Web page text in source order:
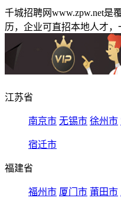
千城招聘网www.zpw.net是
历，企业可直招本地人才
江苏省
南京市 无锡市 徐州市
宿迁市
福建省
福州市 厦门市 莆田市